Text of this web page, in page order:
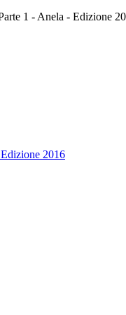
1 - Anela - Edizione
2016